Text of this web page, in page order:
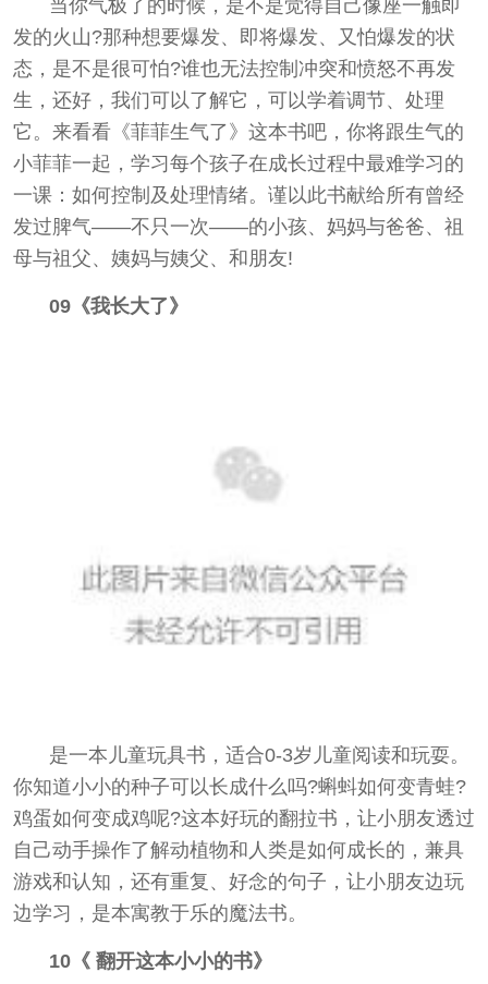
当你气极了的时候，是不是觉得自己像座一触即
发的火山?那种想要爆发、即将爆发、又怕爆发的状
态，是不是很可怕?谁也无法控制冲突和愤怒不再发
生，还好，我们可以了解它，可以学着调节、处理
它。来看看《菲菲生气了》这本书吧，你将跟生气的
小菲菲一起，学习每个孩子在成长过程中最难学习的
一课：如何控制及处理情绪。谨以此书献给所有曾经
发过脾气——不只一次——的小孩、妈妈与爸爸、祖
母与祖父、姨妈与姨父、和朋友!
09《我长大了》
是一本儿童玩具书，适合0-3岁儿童阅读和玩耍。
你知道小小的种子可以长成什么吗?蝌蚪如何变青蛙?
鸡蛋如何变成鸡呢?这本好玩的翻拉书，让小朋友透过
自己动手操作了解动植物和人类是如何成长的，兼具
游戏和认知，还有重复、好念的句子，让小朋友边玩
边学习，是本寓教于乐的魔法书。
10《 翻开这本小小的书》